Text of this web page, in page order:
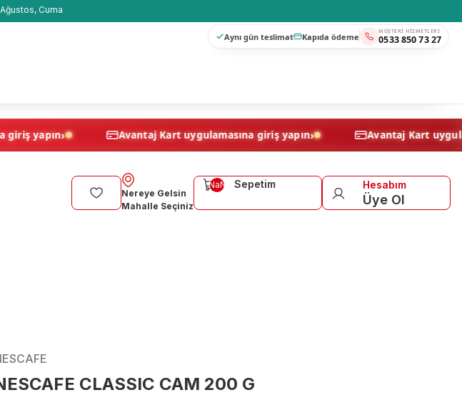
Cuma
Aynı gün teslimat Kapıda ödeme MÜŞTERI HIZMETLERI
0533 850 73 27
giriş yapın Avantaj Kart uygulamasına giriş yapın Avantaj
Nereye Gelsin
Mahalle Seçiniz
Sepetim
NaN Hesabım
Üye Ol
CLASSIC CAM 200 G